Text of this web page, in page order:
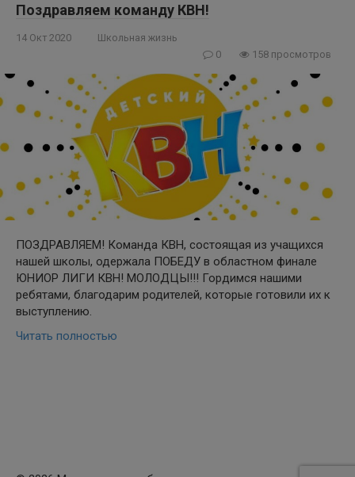
Поздравляем команду КВН!
14 Окт 2020
Школьная жизнь
0
158 просмотров
ПОЗДРАВЛЯЕМ! Команда КВН, состоящая из учащихся
нашей школы, одержала ПОБЕДУ в областном финале
ЮНИОР ЛИГИ КВН! МОЛОДЦЫ!!! Гордимся нашими
ребятами, благодарим родителей, которые готовили их к
выступлению.
Читать полностью